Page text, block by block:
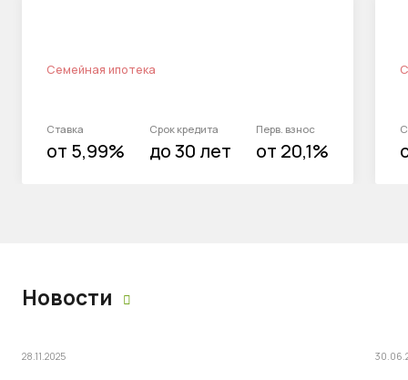
Семейная ипотека
Ставка
от 5,99%
Срок кредита
до 30 лет
Перв. взнос
от 20,1%
Новости
28.11.2025